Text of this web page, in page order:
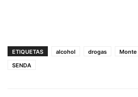
ETIQUETAS alcohol drogas Monte
SENDA